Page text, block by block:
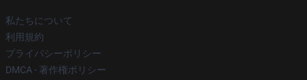
私たちについて
利用規約
プライバシーポリシー
DMCA - 著作権ポリシー